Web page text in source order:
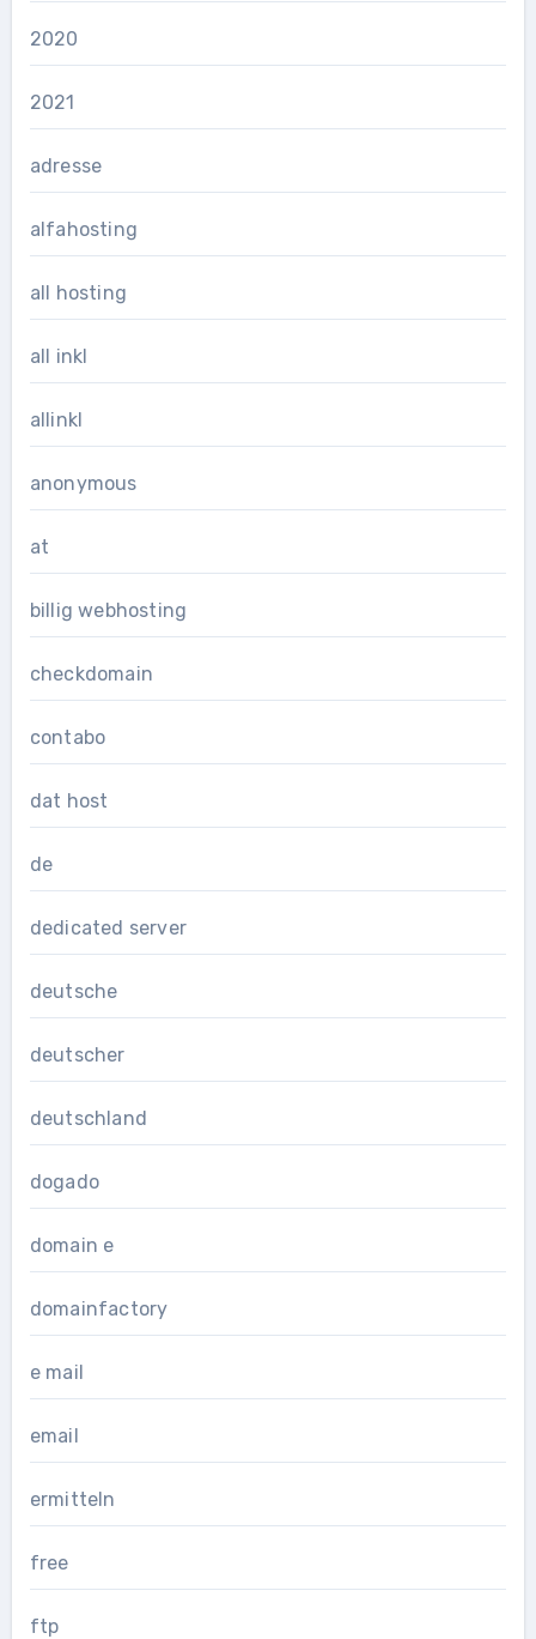
2020
2021
adresse
alfahosting
all hosting
all inkl
allinkl
anonymous
at
billig webhosting
checkdomain
contabo
dat host
de
dedicated server
deutsche
deutscher
deutschland
dogado
domain e
domainfactory
e mail
email
ermitteln
free
ftp